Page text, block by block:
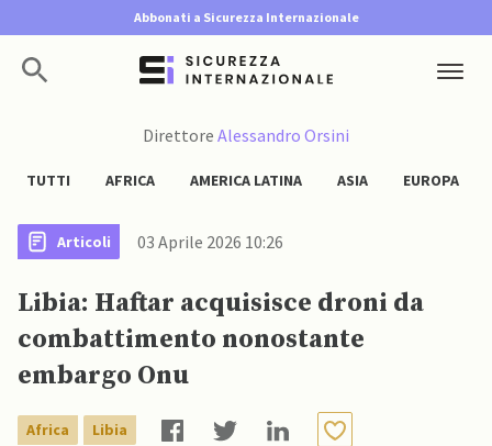
Abbonati a Sicurezza Internazionale
Direttore Alessandro Orsini
TUTTI AFRICA AMERICA LATINA ASIA EUROPA
Articoli 03 Aprile 2026 10:26
Libia: Haftar acquisisce droni da
combattimento nonostante
embargo Onu
Africa Libia